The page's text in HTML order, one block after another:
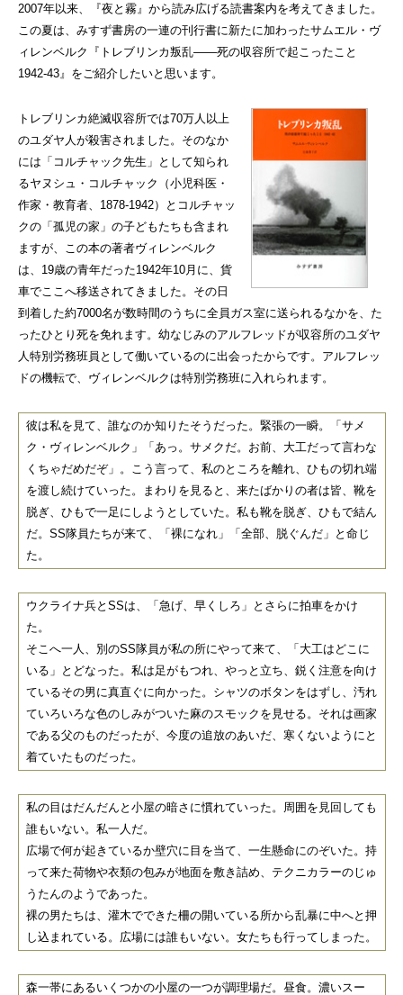
2007年以来、『夜と霧』から読み広げる読書案内を考えてきました。
この夏は、みすず書房の一連の刊行書に新たに加わったサムエル・ヴ
ィレンベルク『トレブリンカ叛乱――死の収容所で起こったこと
1942-43』をご紹介したいと思います。
トレブリンカ絶滅収容所では70万人以上
のユダヤ人が殺害されました。そのなか
には「コルチャック先生」として知られ
るヤヌシュ・コルチャック（小児科医・
作家・教育者、1878-1942）とコルチャッ
クの「孤児の家」の子どもたちも含まれ
ますが、この本の著者ヴィレンベルク
は、19歳の青年だった1942年10月に、貨
車でここへ移送されてきました。その日
到着した約7000名が数時間のうちに全員ガス室に送られるなかを、た
ったひとり死を免れます。幼なじみのアルフレッドが収容所のユダヤ
人特別労務班員として働いているのに出会ったからです。アルフレッ
ドの機転で、ヴィレンベルクは特別労務班に入れられます。
彼は私を見て、誰なのか知りたそうだった。緊張の一瞬。「サメ
ク・ヴィレンベルク」「あっ。サメクだ。お前、大工だって言わな
くちゃだめだぞ」。こう言って、私のところを離れ、ひもの切れ端
を渡し続けていった。まわりを見ると、来たばかりの者は皆、靴を
脱ぎ、ひもで一足にしようとしていた。私も靴を脱ぎ、ひもで結ん
だ。SS隊員たちが来て、「裸になれ」「全部、脱ぐんだ」と命じ
た。
ウクライナ兵とSSは、「急げ、早くしろ」とさらに拍車をかけ
た。
そこへ一人、別のSS隊員が私の所にやって来て、「大工はどこに
いる」とどなった。私は足がもつれ、やっと立ち、鋭く注意を向け
ているその男に真直ぐに向かった。シャツのボタンをはずし、汚れ
ていろいろな色のしみがついた麻のスモックを見せる。それは画家
である父のものだったが、今度の追放のあいだ、寒くないようにと
着ていたものだった。
私の目はだんだんと小屋の暗さに慣れていった。周囲を見回しても
誰もいない。私一人だ。
広場で何が起きているか壁穴に目を当て、一生懸命にのぞいた。持
って来た荷物や衣類の包みが地面を敷き詰め、テクニカラーのじゅ
うたんのようであった。
裸の男たちは、灌木でできた柵の開いている所から乱暴に中へと押
し込まれている。広場には誰もいない。女たちも行ってしまった。
森一帯にあるいくつかの小屋の一つが調理場だ。昼食。濃いスー